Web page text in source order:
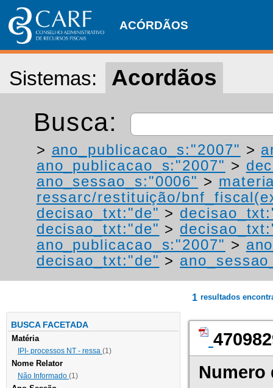
ACÓRDÃOS
Sistemas: Acordãos
Busca:
> ano_publicacao_s:"2007" >
ano_publicacao_s:"2007" >
ano_sessao_s:"0006" >
ressarc/restituição/
decisao_txt:"de" >
decisao_txt:"de" >
ano_publicacao_s:"2007" >
decisao_txt:"de" >
BUSCA FACETADA
Matéria
IPI- processos NT - ressa (1)
Nome Relator
Não Informado (1)
1 resultados
Numero